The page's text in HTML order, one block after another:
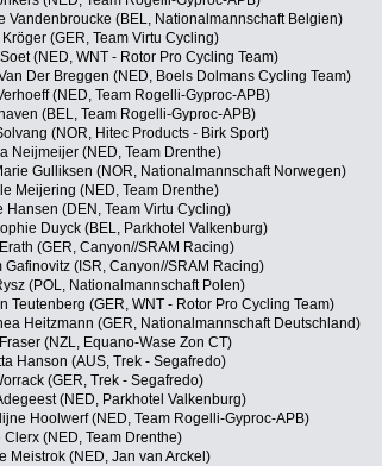
Vandenbroucke (BEL, Nationalmannschaft Belgien)
Kröger (GER, Team Virtu Cycling)
(NED, WNT - Rotor Pro Cycling Team)
Der Breggen (NED, Boels Dolmans Cycling Team)
(NED, Team Rogelli-Gyproc-APB)
(BEL, Team Rogelli-Gyproc-APB)
(NOR, Hitec Products - Birk Sport)
Neijmeijer (NED, Team Drenthe)
Gulliksen (NOR, Nationalmannschaft Norwegen)
Meijering (NED, Team Drenthe)
Hansen (DEN, Team Virtu Cycling)
Duyck (BEL, Parkhotel Valkenburg)
(GER, Canyon//SRAM Racing)
Gafinovitz (ISR, Canyon//SRAM Racing)
(POL, Nationalmannschaft Polen)
Teutenberg (GER, WNT - Rotor Pro Cycling Team)
Heitzmann (GER, Nationalmannschaft Deutschland)
(NZL, Equano-Wase Zon CT)
Hanson (AUS, Trek - Segafredo)
(GER, Trek - Segafredo)
(NED, Parkhotel Valkenburg)
Hoolwerf (NED, Team Rogelli-Gyproc-APB)
Clerx (NED, Team Drenthe)
Meistrok (NED, Jan van Arckel)